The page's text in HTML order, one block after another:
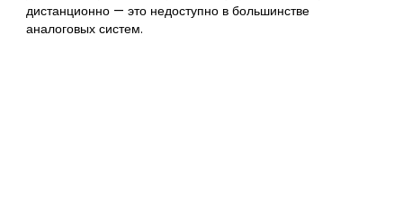
дистанционно — это недоступно в большинстве
аналоговых систем.